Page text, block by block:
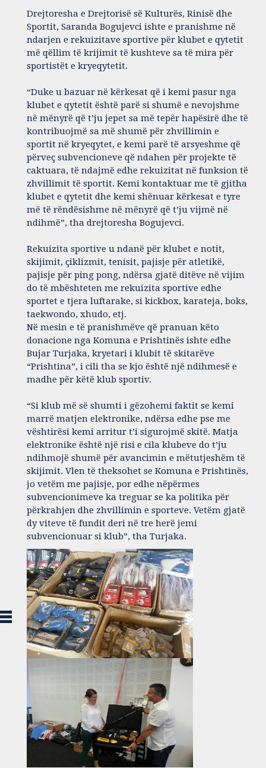
Drejtoresha e Drejtorisë së Kulturës, Rinisë dhe
Sportit, Saranda Bogujevci ishte e pranishme në
ndarjen e rekuizitave sportive për klubet e qytetit
më qëllim të krijimit të kushteve sa të mira për
sportistët e kryeqytetit.
“Duke u bazuar në kërkesat që i kemi pasur nga
klubet e qytetit është parë si shumë e nevojshme
në mënyrë që t’ju jepet sa më tepër hapësirë dhe të
kontribuojmë sa më shumë për zhvillimin e
sportit në kryeqytet, e kemi parë të arsyeshme që
përveç subvencioneve që ndahen për projekte të
caktuara, të ndajmë edhe rekuizitat në funksion të
zhvillimit të sportit. Kemi kontaktuar me të gjitha
klubet e qytetit dhe kemi shënuar kërkesat e tyre
më të rëndësishme në mënyrë që t’ju vijmë në
ndihmë”, tha drejtoresha Bogujevci.
Rekuizita sportive u ndanë për klubet e notit,
skijimit, çiklizmit, tenisit, pajisje për atletikë,
pajisje për ping pong, ndërsa gjatë ditëve në vijim
do të mbështeten me rekuizita sportive edhe
sportet e tjera luftarake, si kickbox, karateja, boks,
taekwondo, xhudo, etj.
Në mesin e të pranishmëve që pranuan këto
donacione nga Komuna e Prishtinës ishte edhe
Bujar Turjaka, kryetari i klubit të skitarëve
“Prishtina”, i cili tha se kjo është një ndihmesë e
madhe për këtë klub sportiv.
“Si klub më së shumti i gëzohemi faktit se kemi
marrë matjen elektronike, ndërsa edhe pse me
vështirësi kemi arritur t’i sigurojmë skitë. Matja
elektronike është një risi e cila klubeve do t’ju
ndihmojë shumë për avancimin e mëtutjeshëm të
skijimit. Vlen të theksohet se Komuna e Prishtinës,
jo vetëm me pajisje, por edhe nëpërmes
subvencionimeve ka treguar se ka politika për
përkrahjen dhe zhvillimin e sporteve. Vetëm gjatë
dy viteve të fundit deri në tre herë jemi
subvencionuar si klub”, tha Turjaka.